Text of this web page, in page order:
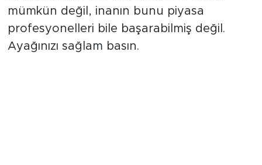
mümkün değil, inanın bunu piyasa
profesyonelleri bile başarabilmiş değil.
Ayağınızı sağlam basın.